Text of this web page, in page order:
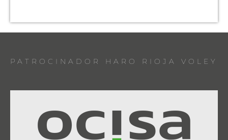
PATROCINADOR HARO RIOJA VOLEY